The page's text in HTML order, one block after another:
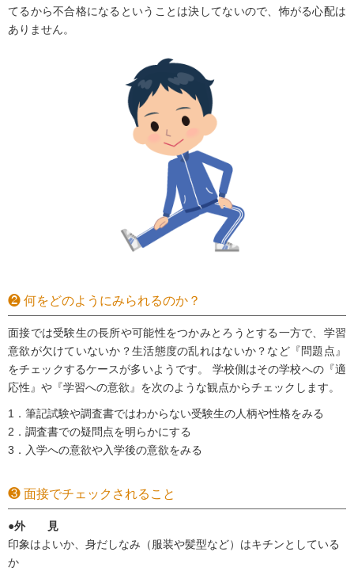
てるから不合格になるということは決してないので、怖がる心配は
ありません。
❷ 何をどのようにみられるのか？
面接では受験生の長所や可能性をつかみとろうとする一方で、学習
意欲が欠けていないか？生活態度の乱れはないか？など『問題点』
をチェックするケースが多いようです。 学校側はその学校への『適
応性』や『学習への意欲』を次のような観点からチェックします。
1．筆記試験や調査書ではわからない受験生の人柄や性格をみる
2．調査書での疑問点を明らかにする
3．入学への意欲や入学後の意欲をみる
❸ 面接でチェックされること
●外 見
印象はよいか、身だしなみ（服装や髪型など）はキチンとしている
か